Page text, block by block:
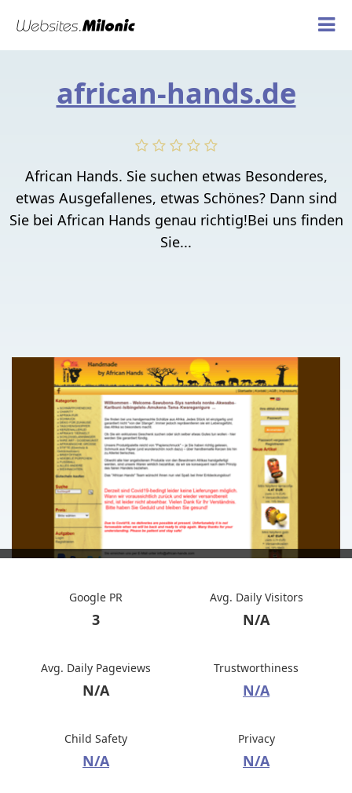
african-hands.de
African Hands. Sie suchen etwas Besonderes,
etwas Ausgefallenes, etwas Schönes? Dann sind
Sie bei African Hands genau richtig!Bei uns finden
Sie...
Google PR
3
Avg. Daily Visitors
N/A
Avg. Daily Pageviews
N/A
Trustworthiness
N/A
Child Safety
N/A
Privacy
N/A